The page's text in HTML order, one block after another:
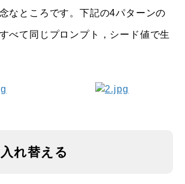
なところです。下記の4パターンの
べて同じプロンプト，シード値で生
れ替える